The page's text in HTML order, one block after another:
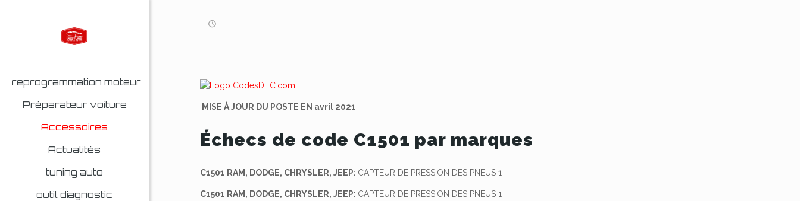
reprogrammation moteur
Préparateur voiture
Accessoires
Actualités
tuning auto
outil diagnostic
MISE À JOUR DU POSTE EN avril 2021
Échecs de code C1501 par marques
C1501 RAM, DODGE, CHRYSLER, JEEP: CAPTEUR DE PRESSION DES PNEUS 1
C1501 RAM, DODGE, CHRYSLER, JEEP: CAPTEUR DE PRESSION DES PNEUS 1